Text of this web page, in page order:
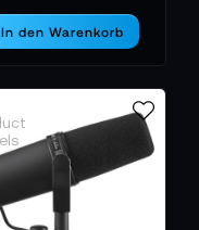
In den Warenkorb